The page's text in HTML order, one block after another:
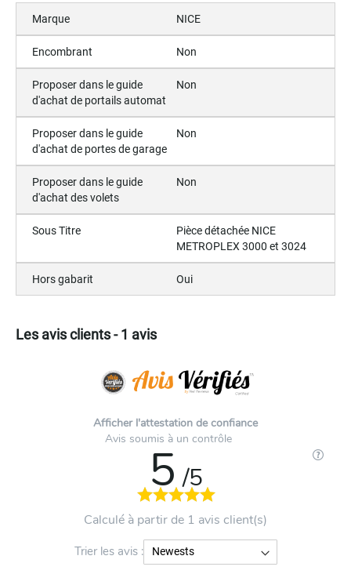
Marque NICE
Encombrant Non
Proposer dans le guide
d'achat de portails automat
Non
Proposer dans le guide
d'achat de portes de garage
Non
Proposer dans le guide
d'achat des volets
Non
Sous Titre
Pièce détachée NICE
METROPLEX 3000 et 3024
Hors gabarit Oui
Les avis clients - 1 avis
Afficher l'attestation de confiance
Avis soumis à un contrôle
5/5
Calculé à partir de 1 avis client(s)
Trier les avis :